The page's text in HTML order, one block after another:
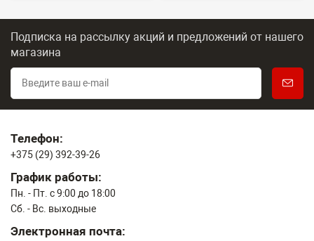
Подписка на рассылку акций и предложений от нашего
магазина
Телефон:
+375 (29) 392-39-26
График работы:
Пн. - Пт. с 9:00 до 18:00
Сб. - Вс. выходные
Электронная почта: